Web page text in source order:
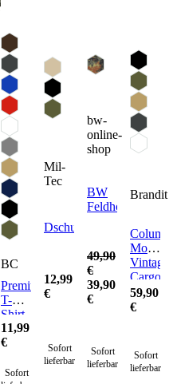
BC
Premium
T-
Shirt
11,99
€
Sofort
Mil-
Tec
Dschungelhut
12,99
€
Sofort
lieferbar
bw-
online-
shop
BW
Feldhose
49,90
€
39,90
€
Sofort
lieferbar
Brandit
Vintage
Cargo
Hose
59,90
€
Sofort
lieferbar